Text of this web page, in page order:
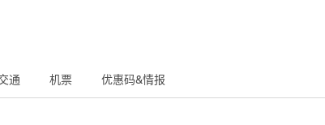
通 机票 优惠码&情报